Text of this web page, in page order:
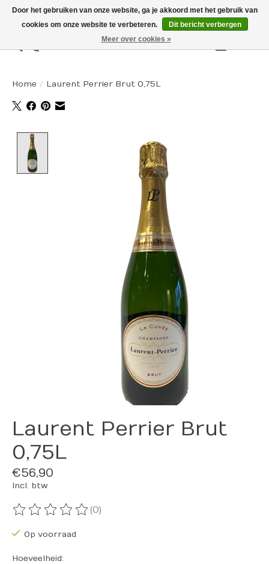
Home / Laurent Perrier Brut 0,75L
Laurent Perrier Brut
0,75L
€56,90
Incl. btw
De beoordeling van dit product is
(0)
Op voorraad
Hoeveelheid:
Door het gebruiken van onze website, ga je akkoord met het gebruik van
cookies om onze website te verbeteren.
Dit bericht verbergen
Meer over cookies »